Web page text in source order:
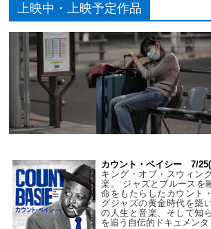
上映中・上映予定作品
カウント・ベイシー 7/25(
キング・オブ・スウィン
楽。 ジャズとブルースを
命をもたらしたカウント
グジャズの黄金時代を築
の人生と音楽、そして知
を追う自伝的ドキュメンタ